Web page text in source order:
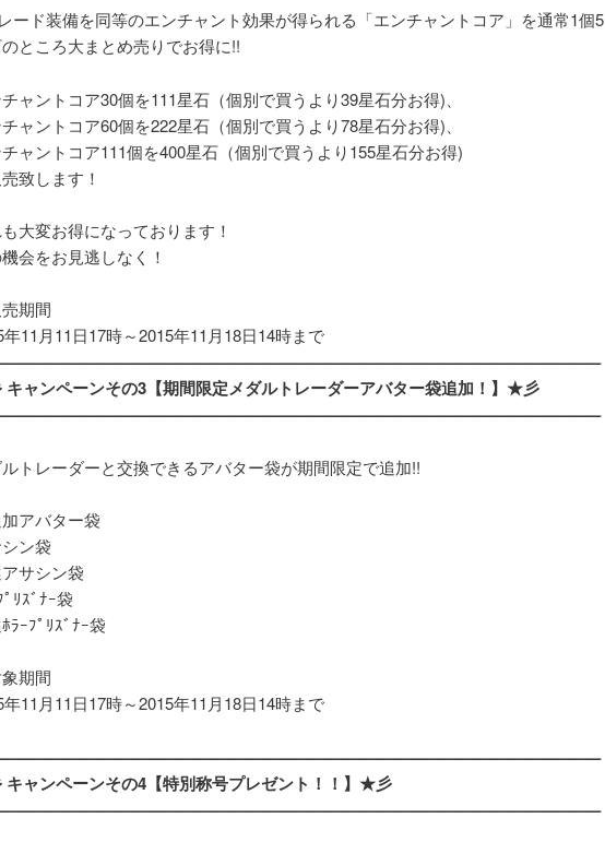
ード装備を同等のエンチャント効果が得られる「エンチャントコア」を通常1個5
ところ大まとめ売りでお得に!!
ャントコア30個を111星石（個別で買うより39星石分お得)、
ャントコア60個を222星石（個別で買うより78星石分お得)、
ャントコア111個を400星石（個別で買うより155星石分お得)
致します！
大変お得になっております！
会をお見逃しなく！
期間
年11月11日17時～2015年11月18日14時まで
ャンペーンその3【期間限定メダルトレーダーアバター袋追加！】★彡
ルトレーダーと交換できるアバター袋が期間限定で追加!!
アバター袋
ン袋
サシン袋
ﾘｽﾞﾅｰ袋
ﾗｰﾌﾟﾘｽﾞﾅｰ袋
期間
年11月11日17時～2015年11月18日14時まで
ャンペーンその4【特別称号プレゼント！！】★彡